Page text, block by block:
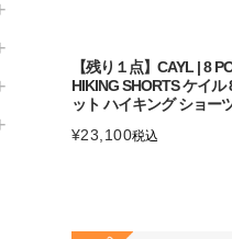
【残り１点】CAYL | 8
HIKING SHORTS ケイル
ット ハイキング ショー
¥23,100税込